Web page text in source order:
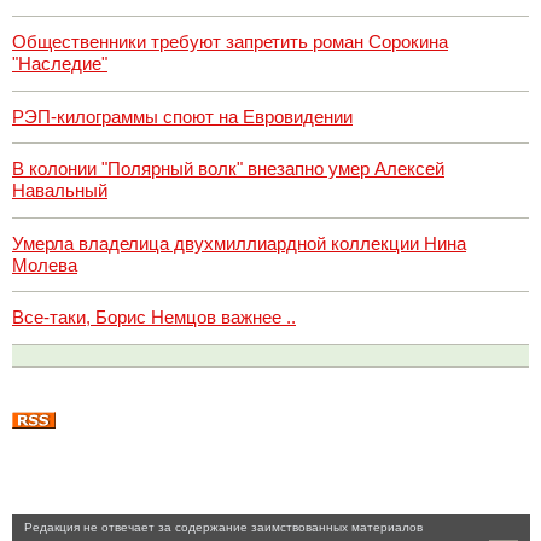
Общественники требуют запретить роман Сорокина
"Наследие"
РЭП-килограммы споют на Евровидении
В колонии "Полярный волк" внезапно умер Алексей
Навальный
Умерла владелица двухмиллиардной коллекции Нина
Молева
Все-таки, Борис Немцов важнее ..
Pедакция не отвечает за содержание заимствованных материалов